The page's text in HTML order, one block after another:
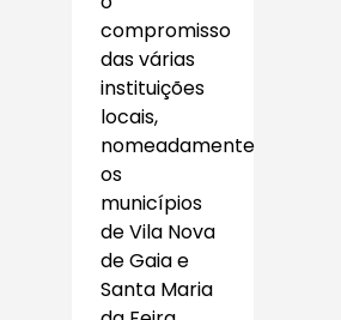
compromisso
das várias
instituições
locais,
nomeadamente
os
municípios
de Vila Nova
de Gaia e
Santa Maria